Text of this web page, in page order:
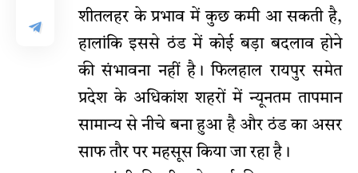
शीतलहर के प्रभाव में कुछ कमी आ सकती है,
हालांकि इससे ठंड में कोई बड़ा बदलाव होने
की संभावना नहीं है। फिलहाल रायपुर समेत
प्रदेश के अधिकांश शहरों में न्यूनतम तापमान
सामान्य से नीचे बना हुआ है और ठंड का असर
साफ तौर पर महसूस किया जा रहा है।